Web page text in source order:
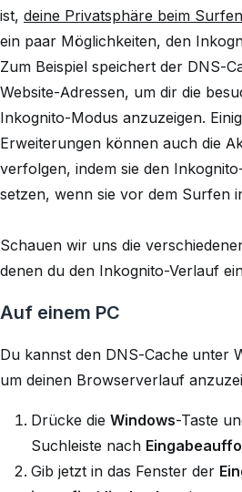
ist, deine Privatsphäre beim
ein paar Möglichkeiten, den
Zum Beispiel speichert der DNS-
Website-Adressen, um dir die
Inkognito-Modus anzuzeigen.
Erweiterungen können auch die
verfolgen, indem sie den
setzen, wenn sie vor dem Surfen
Schauen wir uns die
denen du den Inkognito-Verlauf
Auf einem PC
Du kannst den DNS-Cache unter
um deinen Browserverlauf
Drücke die Windows-Taste
Suchleiste nach
Gib jetzt in das Fenster der